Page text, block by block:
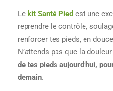
Le kit Santé Pied est une
reprendre le contrôle,
renforcer tes pieds, en
N’attends pas que la
de tes pieds aujourd’hui,
demain.